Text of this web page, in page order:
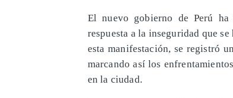
El nuevo gobierno de Perú
respuesta a la inseguridad que
esta manifestación, se registró
marcando así los
en la ciudad.